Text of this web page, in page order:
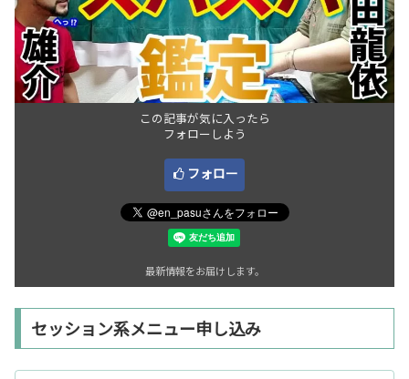
この記事が気に入ったら
フォローしよう
フォロー
最新情報をお届けします。
セッション系メニュー申し込み